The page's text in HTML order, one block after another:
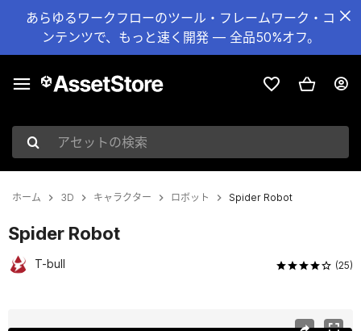
あらゆるワークフローのツール・フレームワーク・コ
ンテンツで、もっと速く開発 — 全品50%オフ。
アセットの検索
ホーム 3D キャラクター ロボット Spider Robot
Spider Robot
T-bull (25)